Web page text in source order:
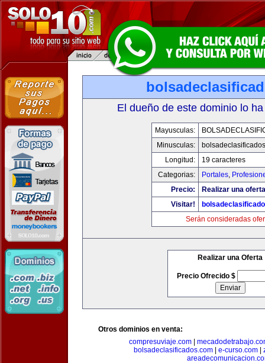
El dueño de este dominio lo
Mayusculas:
Minusculas:
Longitud:
19 caracteres
Categorias:
Portales,
Precio:
Realizar una
Visitar!
Serán consideradas
Realizar una Oferta
Precio Ofrecido $
Otros dominios en venta:
compresuviaje.com
bolsadeclasificados.com
e-curso.com